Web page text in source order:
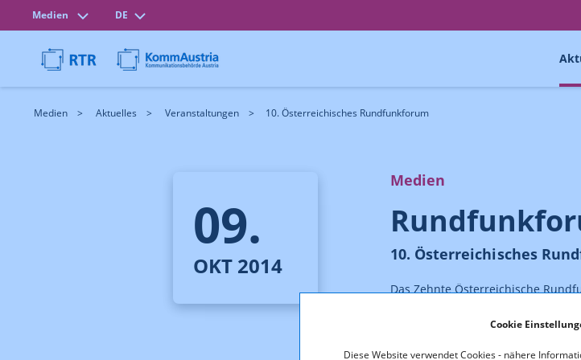
Cookie
Diese Website verwendet Cookies - nähere
Medien DE
Medien Aktuelles Veranstaltungen 10. Österreichisches Rundfunkforum
09.
OKT 2014
Medien
10. Österreichisches
Das Zehnte Österreichische
fand am 9. und 10. Oktober 2014
Das Programm zur